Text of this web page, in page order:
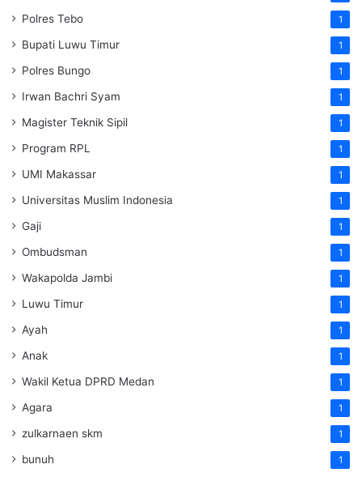
Polres Tebo 1
Bupati Luwu Timur 1
Polres Bungo 1
Irwan Bachri Syam 1
Magister Teknik Sipil 1
Program RPL 1
UMI Makassar 1
Universitas Muslim Indonesia 1
Gaji 1
Ombudsman 1
Wakapolda Jambi 1
Luwu Timur 1
Ayah 1
Anak 1
Wakil Ketua DPRD Medan 1
Agara 1
zulkarnaen skm 1
bunuh 1